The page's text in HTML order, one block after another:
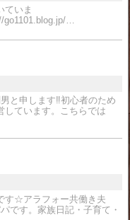
ていま
go1101.blog.jp/…
と申します‼初心者のため
しています。こちらでは
す☆アラフォー共働き夫
です。家族日記・子育て・